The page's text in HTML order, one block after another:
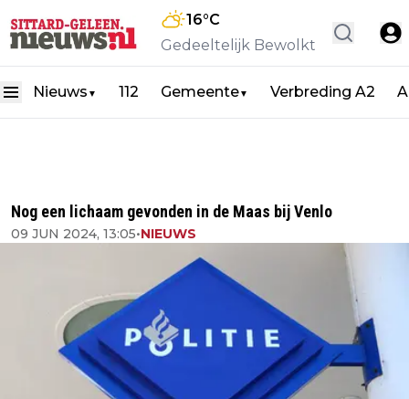
16°C
Gedeeltelijk Bewolkt
Nieuws ▼ 112 Gemeente▼ Verbreding A2
Nog een lichaam gevonden in de Maas bij Venlo
09 JUN 2024, 13:05•NIEUWS